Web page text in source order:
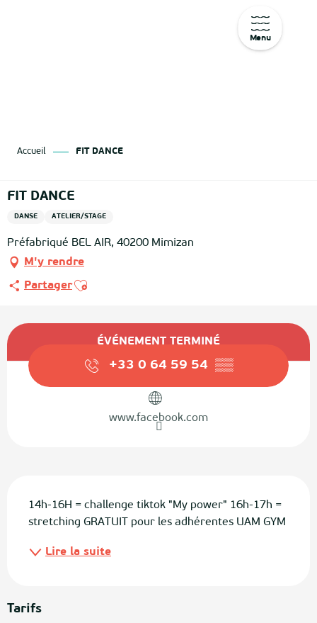
Menu
Accueil FIT DANCE
FIT DANCE
DANSE ATELIER/STAGE
Préfabriqué BEL AIR, 40200 Mimizan
M'y rendre
PartagerAjouter aux favoris
Ouverture et coordonnées
ÉVÉNEMENT TERMINÉ
+33 0 64 59 54 ▒▒
www.facebook.com
14h-16H = challenge tiktok "My power" 16h-17h =
stretching GRATUIT pour les adhérentes UAM GYM
Lire la suite
Tarifs